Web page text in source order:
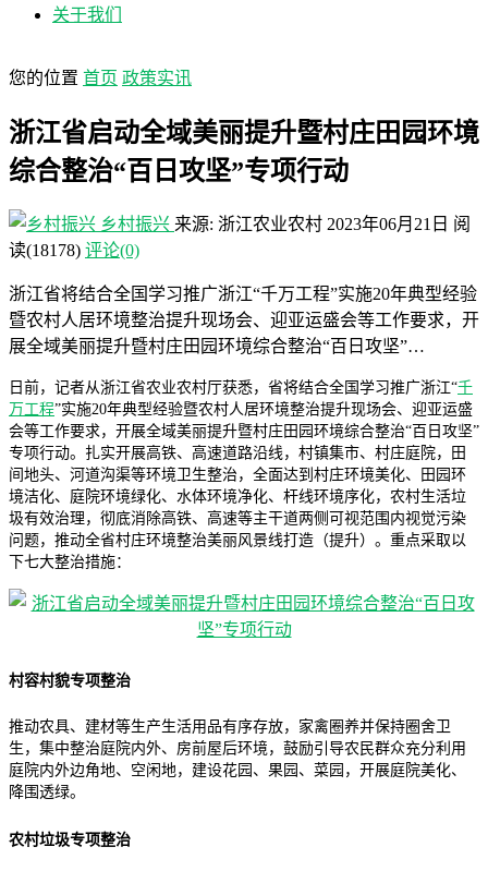
关于我们
您的位置 首页 政策实讯
浙江省启动全域美丽提升暨村庄田园环境
综合整治“百日攻坚”专项行动
乡村振兴 来源: 浙江农业农村 2023年06月21日 阅
读(18178) 评论(0)
浙江省将结合全国学习推广浙江“千万工程”实施20年典型经验
暨农村人居环境整治提升现场会、迎亚运盛会等工作要求，开
展全域美丽提升暨村庄田园环境综合整治“百日攻坚”…
日前，记者从浙江省农业农村厅获悉，省将结合全国学习推广浙江“千
万工程”实施20年典型经验暨农村人居环境整治提升现场会、迎亚运盛
会等工作要求，开展全域美丽提升暨村庄田园环境综合整治“百日攻坚”
专项行动。扎实开展高铁、高速道路沿线，村镇集市、村庄庭院，田
间地头、河道沟渠等环境卫生整治，全面达到村庄环境美化、田园环
境洁化、庭院环境绿化、水体环境净化、杆线环境序化，农村生活垃
圾有效治理，彻底消除高铁、高速等主干道两侧可视范围内视觉污染
问题，推动全省村庄环境整治美丽风景线打造（提升）。重点采取以
下七大整治措施：
村容村貌专项整治
推动农具、建材等生产生活用品有序存放，家禽圈养并保持圈舍卫
生，集中整治庭院内外、房前屋后环境，鼓励引导农民群众充分利用
庭院内外边角地、空闲地，建设花园、果园、菜园，开展庭院美化、
降围透绿。
农村垃圾专项整治